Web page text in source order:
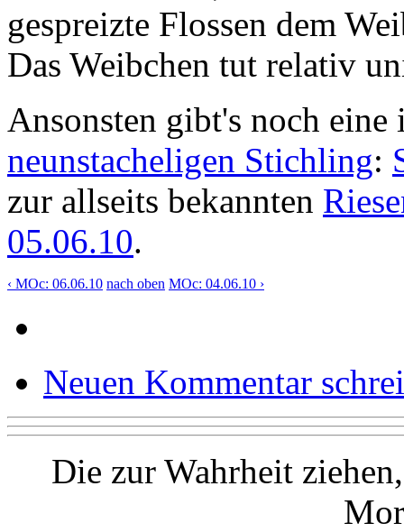
gespreizte Flossen dem
Das Weibchen tut relativ
Ansonsten gibt's noch eine
neunstacheligen Stichling:
zur allseits bekannten
05.06.10.
‹ MOc: 06.06.10 nach oben MOc: 04.06.10 ›
Neuen Kommentar
Die zur Wahrheit